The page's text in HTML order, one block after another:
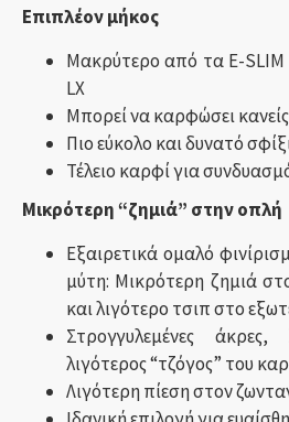
Επιπλέον μήκος
Μακρύτερο από τα E-
LX
Μπορεί να καρφώσει
Πιο εύκολο και δυνατό
Τέλειο καρφί για
Μικρότερη “ζημιά” στην οπλή
Εξαιρετικά ομαλό
μύτη: Μικρότερη ζημιά
και λιγότερο τσιπ στο
Στρογγυλεμένες άκρες,
λιγότερος “τζόγος” του
Λιγότερη πίεση στον